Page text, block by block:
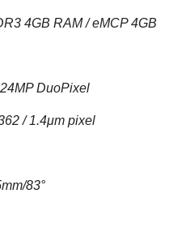
4GB RAM / eMCP 4GB
DuoPixel
/ 1.4μm pixel
83°